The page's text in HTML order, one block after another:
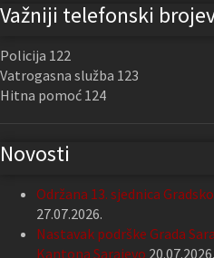
Važniji telefonski
Policija 122
Vatrogasna služba 123
Hitna pomoć 124
Novosti
Održana 13. sjednica
27.07.2026.
Nastavak podrške Grada
Kantona Sarajevo 20.07.2026.